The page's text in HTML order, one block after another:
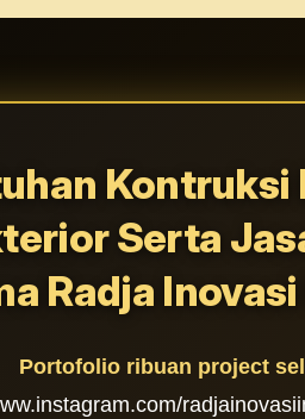
Kontruksi
Serta
Radja
Portofolio ribuan project